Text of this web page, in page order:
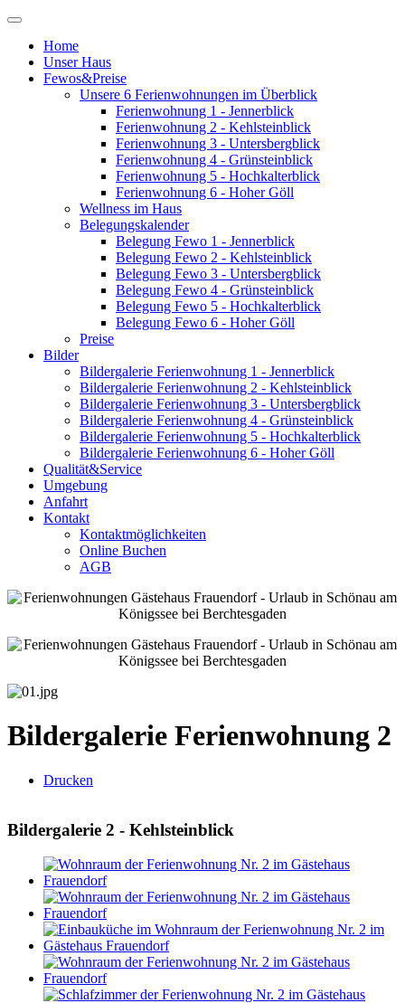
Home
Unser Haus
Fewos&Preise
Unsere 6 Ferienwohnungen im Überblick
Ferienwohnung 1 - Jennerblick
Ferienwohnung 2 - Kehlsteinblick
Ferienwohnung 3 - Untersbergblick
Ferienwohnung 4 - Grünsteinblick
Ferienwohnung 5 - Hochkalterblick
Ferienwohnung 6 - Hoher Göll
Wellness im Haus
Belegungskalender
Belegung Fewo 1 - Jennerblick
Belegung Fewo 2 - Kehlsteinblick
Belegung Fewo 3 - Untersbergblick
Belegung Fewo 4 - Grünsteinblick
Belegung Fewo 5 - Hochkalterblick
Belegung Fewo 6 - Hoher Göll
Preise
Bilder
Bildergalerie Ferienwohnung 1 - Jennerblick
Bildergalerie Ferienwohnung 2 - Kehlsteinblick
Bildergalerie Ferienwohnung 3 - Untersbergblick
Bildergalerie Ferienwohnung 4 - Grünsteinblick
Bildergalerie Ferienwohnung 5 - Hochkalterblick
Bildergalerie Ferienwohnung 6 - Hoher Göll
Qualität&Service
Umgebung
Anfahrt
Kontakt
Kontaktmöglichkeiten
Online Buchen
AGB
Bildergalerie Ferienwohnung 2
Drucken
Bildergalerie 2 - Kehlsteinblick